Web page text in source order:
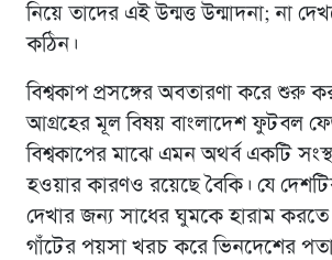
নিয়ে তাদের এই উন্মত্ত উন্মাদনা; না
কঠিন।
বিশ্বকাপ প্রসঙ্গের অবতারণা করে শুরু
আগ্রহের মূল বিষয় বাংলাদেশ ফুটবল
বিশ্বকাপের মাঝে এমন অথর্ব একটি
হওয়ার কারণও রয়েছে বৈকি। যে
দেখার জন্য সাধের ঘুমকে হারাম করতে
গাঁটের পয়সা খরচ করে ভিনদেশের